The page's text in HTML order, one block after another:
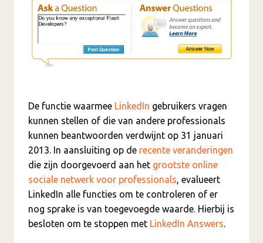
De functie waarmee LinkedIn gebruikers vragen
kunnen stellen of die van andere professionals
kunnen beantwoorden verdwijnt op 31 januari
2013. In aansluiting op de recente veranderingen
die zijn doorgevoerd aan het grootste online
sociale netwerk voor professionals , evalueert
LinkedIn alle functies om te controleren of er
nog sprake is van toegevoegde waarde. Hierbij is
besloten om te stoppen met LinkedIn Answers